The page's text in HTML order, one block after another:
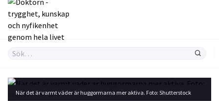
När det är varmt väder är huggormarna mer aktiva. Foto: Shutterstock